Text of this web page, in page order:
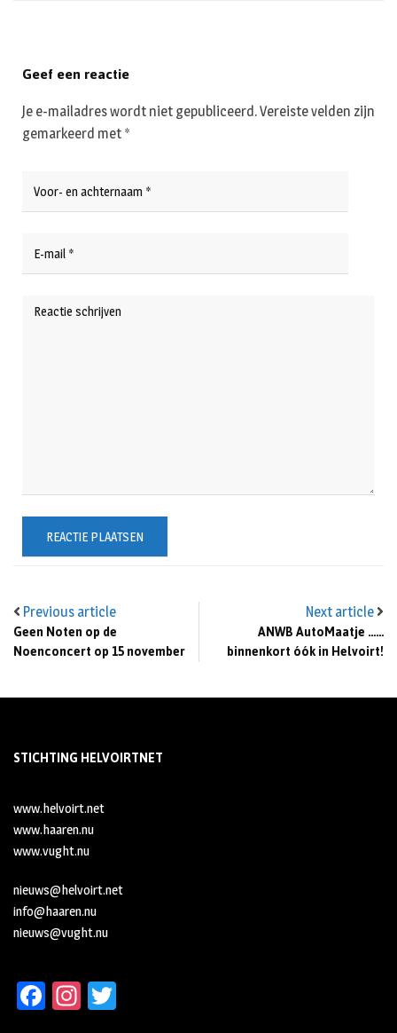
Previous article
Geen Noten op de
Noenconcert op 15 november
Next article
ANWB AutoMaatje ……
binnenkort óók in Helvoirt!
Geef een reactie
Je e-mailadres wordt niet gepubliceerd.Vereiste velden zijn
gemarkeerd met *
STICHTING HELVOIRTNET
www.helvoirt.net
www.haaren.nu
www.vught.nu
nieuws@helvoirt.net
info@haaren.nu
nieuws@vught.nu
Fa In